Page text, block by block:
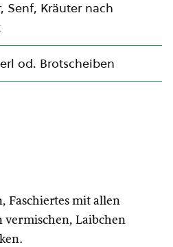
Senf, Kräuter nach
od. Brotscheiben
Faschiertes mit allen
vermischen, Laibchen